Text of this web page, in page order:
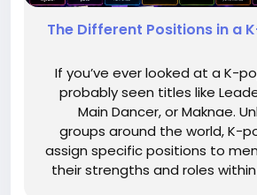
🎤 The Different Positions in a
If you’ve ever looked at a K-
probably seen titles like
Main Dancer, or Maknae.
groups around the world, K-
assign specific positions to
their strengths and roles